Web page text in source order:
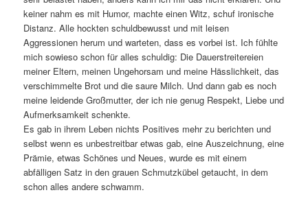
keiner nahm es mit Humor, machte einen Witz, schuf ironische
Distanz. Alle hockten schuldbewusst und mit leisen
Aggressionen herum und warteten, dass es vorbei ist. Ich fühlte
mich sowieso schon für alles schuldig: Die Dauerstreitereien
meiner Eltern, meinen Ungehorsam und meine Hässlichkeit, das
verschimmelte Brot und die saure Milch. Und dann gab es noch
meine leidende Großmutter, der ich nie genug Respekt, Liebe und
Aufmerksamkeit schenkte.
Es gab in ihrem Leben nichts Positives mehr zu berichten und
selbst wenn es unbestreitbar etwas gab, eine Auszeichnung, eine
Prämie, etwas Schönes und Neues, wurde es mit einem
abfälligen Satz in den grauen Schmutzkübel getaucht, in dem
schon alles andere schwamm.